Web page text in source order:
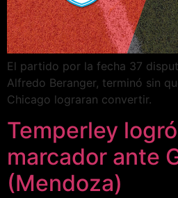
El partido por la fecha 37
Alfredo Beranger, terminó sin
Chicago lograran convertir.
Temperley
marcador ante
(Mendoza)